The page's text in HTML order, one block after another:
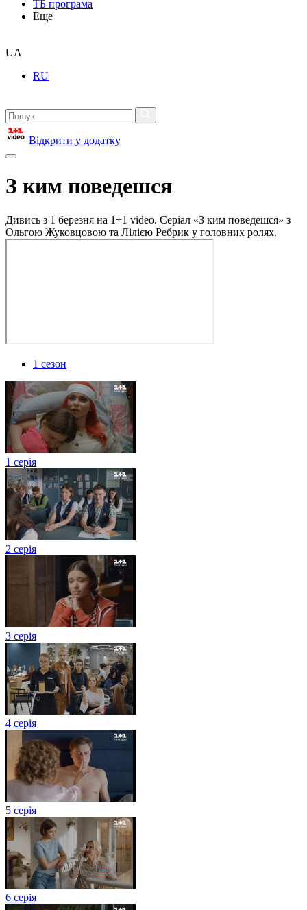
ТБ програма
Еще
UA
RU
Відкрити у додатку
З ким поведешся
Дивись з 1 березня на 1+1 video. Cеріал «З ким поведешся» з
Ольгою Жуковцовою та Лілією Ребрик у головних ролях.
1 сезон
1 серія
2 серія
3 серія
4 серія
5 серія
6 серія